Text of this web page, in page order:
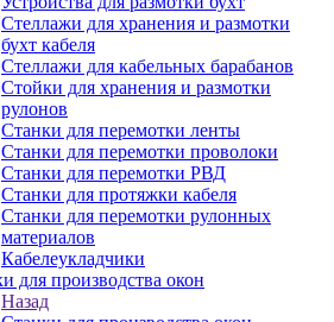
Стеллажи для хранения и размотки
бухт кабеля
Стеллажи для кабельных барабанов
Стойки для хранения и размотки
рулонов
Станки для перемотки ленты
Станки для перемотки проволоки
Станки для перемотки РВД
Станки для протяжки кабеля
Станки для перемотки рулонных
материалов
Кабелеукладчики
для производства окон
Назад